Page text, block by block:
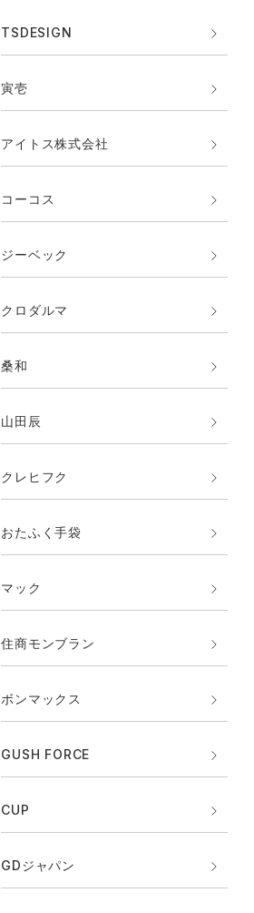
TSDESIGN
寅壱
アイトス株式会社
コーコス
ジーベック
クロダルマ
桑和
山田辰
クレヒフク
おたふく手袋
マック
住商モンブラン
ボンマックス
GUSH FORCE
CUP
GDジャパン